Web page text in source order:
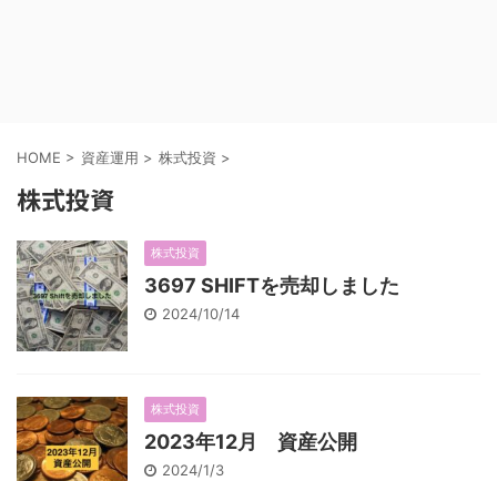
HOME > 資産運用 > 株式投資 >
株式投資
株式投資
3697 SHIFTを売却しました
2024/10/14
株式投資
2023年12月 資産公開
2024/1/3